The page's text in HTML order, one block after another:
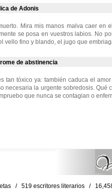
de Adonis
Mira mis manos malva caer en
se posa en vuestros labios. No
vello fino y blando, el jugo que
de abstinencia
tan tóxico ya: también caduca el
necesaria la urgente sobredosis. Qué
que nunca se contagian o
/ 519 escritores literarios /